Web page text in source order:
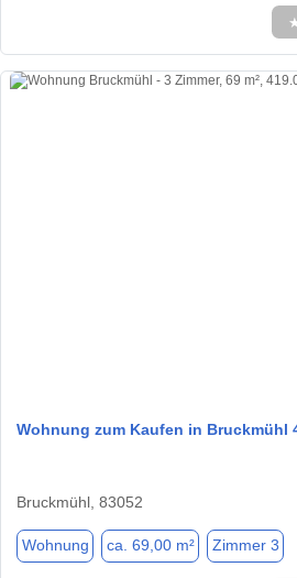
Wohnung zum Kaufen in Bruckmühl
Bruckmühl, 83052
Wohnung ca. 69,00 m² Zimmer 3